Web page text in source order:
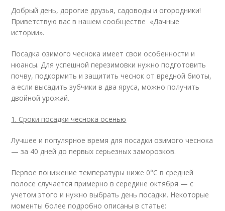
Добрый день, дорогие друзья, садоводы и огородники!
Приветствую вас в нашем сообществе «Дачные
истории».
Посадка озимого чеснока имеет свои особенности и
нюансы. Для успешной перезимовки нужно подготовить
почву, подкормить и защитить чеснок от вредной биоты,
а если высадить зубчики в два яруса, можно получить
двойной урожай.
1. Сроки посадки чеснока осенью
Лучшее и популярное время для посадки озимого чеснока
— за 40 дней до первых серьезных заморозков.
Первое понижение температуры ниже 0°C в средней
полосе случается примерно в середине октября — с
учетом этого и нужно выбрать день посадки. Некоторые
моменты более подробно описаны в статье: